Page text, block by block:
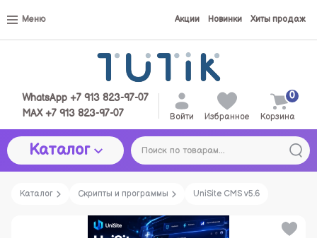
Меню Акции Новинки Хиты продаж
WhatsApp +7 913 823-97-07
MAX +7 913 823-97-07
Войти Избранное Корзина
0
Каталог
Каталог Скрипты и программы UniSite CMS v5.6